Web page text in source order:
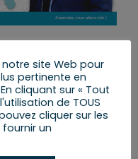
minà16 h 30 min
29 rue principale,
site Web pour
pertinente en
cliquant sur « Tout
de TOUS
cliquer sur les
fournir un